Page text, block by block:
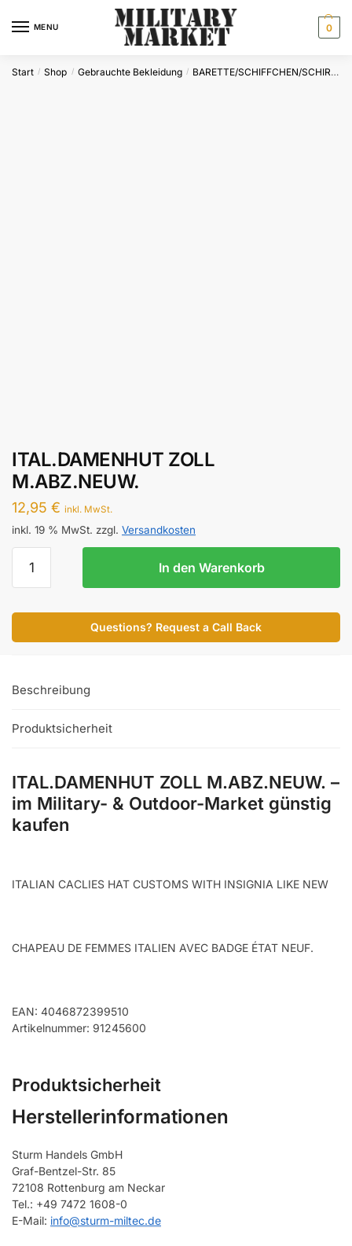
MENU 0
Start / Shop / Gebrauchte Bekleidung / BARETTE/SCHIFFCHEN/SCHIRMMÜTZEN
ITAL.DAMENHUT ZOLL
M.ABZ.NEUW.
12,95 € inkl. MwSt.
inkl. 19 % MwSt. zzgl. Versandkosten
ZOLL
M.ABZ.NEUW.
Menge
In den Warenkorb
Questions? Request a Call Back
Beschreibung
Produktsicherheit
ITAL.DAMENHUT ZOLL M.ABZ.NEUW. –
im Military- & Outdoor-Market günstig
kaufen
ITALIAN CACLIES HAT CUSTOMS WITH INSIGNIA LIKE NEW
CHAPEAU DE FEMMES ITALIEN AVEC BADGE ÉTAT NEUF.
EAN: 4046872399510
Artikelnummer: 91245600
Produktsicherheit
Herstellerinformationen
Sturm Handels GmbH
Graf-Bentzel-Str. 85
72108 Rottenburg am Neckar
Tel.: +49 7472 1608-0
E-Mail: info@sturm-miltec.de